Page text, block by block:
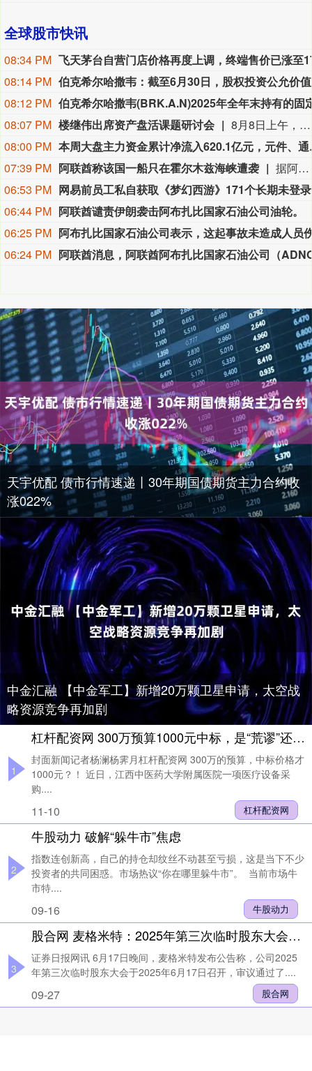
全球股市快讯
08:34 PM
08:14 PM
08:12 PM
08:07 PM 楼继伟出席资产盘活课题研讨会
8月8日上午，全球财富管理论坛在京召开“地方国有存量资产盘活进展、难点与策略”课题研讨会，楼继伟出席会议并做总结发言。楼继伟在发言中表示，盘活国有资产既是近期的当务之急，也是一项长期性的战略任务。当前我国GDP平减指数阶段性承压走低，财政维持紧平衡格局的压力持续攀升；我国税收结构以间接税为主体，税收收入增速显著弱于名义GDP增速，财政内生增收动能受限。叠加土地财政收入大幅收缩，地方隐性债务化解、长期限国债常态化发行带来的利息支出刚性上涨，收支两端压力持续凸显。综合多重现实约束来看，国有存量资产盘活并非短期应急手段，而是一项需要常态化、长效化推进的重点工作。（全球财富管理论坛）
08:00 PM
本周大盘主力
07:39 PM 阿联酋称该国一船只在霍尔木兹海峡遭袭
据阿联酋通讯社8月8日报道，阿布扎比国家石油公司证实，该公司一艘船只当天凌晨在通过霍尔木兹海峡时遭导弹袭击。阿布扎比国家石油公司说，袭击未造成人员受伤，目前局面可控。该公司并未提供遭袭船只具体类型、导弹来源以及船只受损情况等更多细节。（新华社）
06:53 PM
06:44 PM 阿联酋谴责伊朗袭击阿布扎比国家石油公司油轮。
06:25 PM
06:24 PM
天宇优配 债市行情速递丨30年期国债期货主力合约收
涨022%
中金汇融 【中金军工】新增20万颗卫星申请，太空战
略资源竞争再加剧
1
杠杆配资网 300万预算1000元中标，是“荒谬”还是乌龙？需严查评审过程是否为“走过场”｜热点即阅
杠杆配资网
封面新闻记者杨澜杨霁月杠杆配资网 300万的预算，中标价格才
1000元？！ 近日，江西中医药大学附属医院一项医疗设备采
购....
11-10
2
牛股动力 破解“躲牛市”焦虑
牛股动力
指数连创新高，自己的持仓却纹丝不动甚至亏损，这是当下不少
投资者的共同困惑。市场热议“你在哪里躲牛市”。 当前市场牛
市特....
09-16
3
股合网 麦格米特：2025年第三次临时股东大会决议公告
股合网
证券日报网讯 6月17日晚间，麦格米特发布公告称，公司2025
年第三次临时股东大会于2025年6月17日召开，审议通过了....
09-27